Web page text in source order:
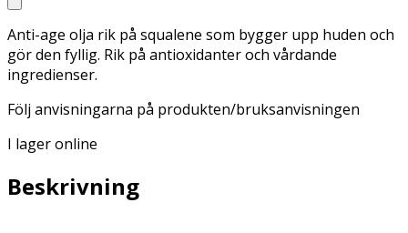
Anti-age olja rik på squalene som bygger upp huden och
gör den fyllig. Rik på antioxidanter och vårdande
ingredienser.
Följ anvisningarna på produkten/bruksanvisningen
I lager online
Beskrivning